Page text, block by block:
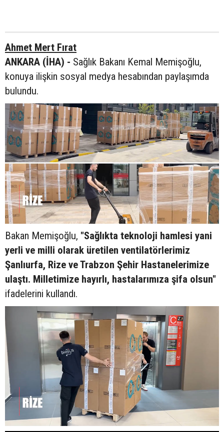
Ahmet Mert Fırat
ANKARA (İHA) - Sağlık Bakanı Kemal Memişoğlu,
konuya ilişkin sosyal medya hesabından paylaşımda
bulundu.
Bakan Memişoğlu, "Sağlıkta teknoloji hamlesi yani
yerli ve milli olarak üretilen ventilatörlerimiz
Şanlıurfa, Rize ve Trabzon Şehir Hastanelerimize
ulaştı. Milletimize hayırlı, hastalarımıza şifa olsun"
ifadelerini kullandı.